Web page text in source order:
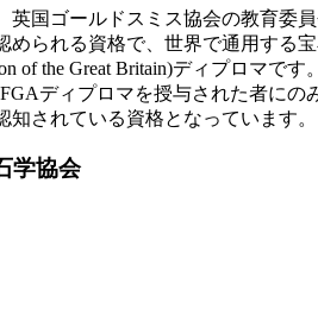
国ゴールドスミス協会の教育委
られる資格で、世界で通用する
of the Great Britain)ディプロマ
ディプロマを授与された者に
されている資格となっています。
学協会